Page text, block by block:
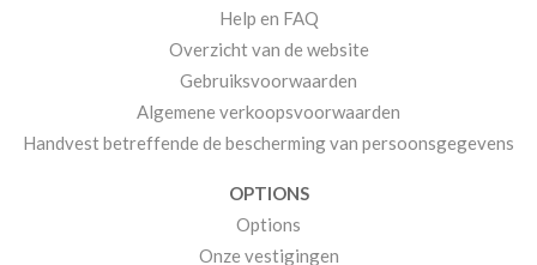
Help en FAQ
Overzicht van de website
Gebruiksvoorwaarden
Algemene verkoopsvoorwaarden
Handvest betreffende de bescherming van persoonsgegevens
OPTIONS
Options
Onze vestigingen